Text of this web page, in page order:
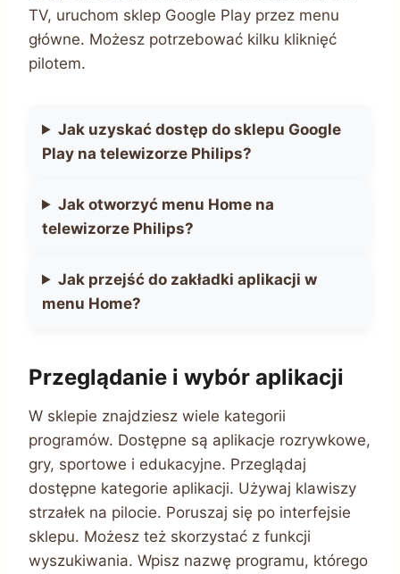
TV, uruchom sklep Google Play przez menu
główne. Możesz potrzebować kilku kliknięć
pilotem.
Jak uzyskać dostęp do sklepu Google
Play na telewizorze Philips?
Jak otworzyć menu Home na
telewizorze Philips?
Jak przejść do zakładki aplikacji w
menu Home?
Przeglądanie i wybór aplikacji
W sklepie znajdziesz wiele kategorii
programów. Dostępne są aplikacje rozrywkowe,
gry, sportowe i edukacyjne. Przeglądaj
dostępne kategorie aplikacji. Używaj klawiszy
strzałek na pilocie. Poruszaj się po interfejsie
sklepu. Możesz też skorzystać z funkcji
wyszukiwania. Wpisz nazwę programu, którego